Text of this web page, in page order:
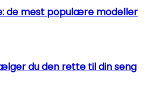
de mest populære modeller
du den rette til din seng